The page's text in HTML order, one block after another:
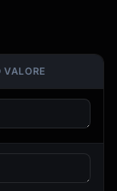
VALORE